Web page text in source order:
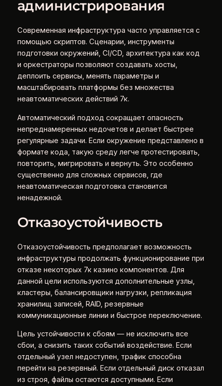
администрирования
Современная инфраструктура часто управляется с
помощью скриптов. Сценарии, инструменты
подготовки окружений, CI/CD, архитектура как код
и оркестраторы позволяют создавать хосты,
деплоить сервисы, менять параметры и
масштабировать платформы без множества
неавтоматических действий 7к.
Автоматический подход сокращает опасность
непреднамеренных недочетов и делает быстрее
регулярные задачи. Если окружение представлено в
формате кода, такую среду легче протестировать,
повторить, мигрировать и вернуть. Это особенно
существенно для сложных сервисов, где
неавтоматическая подготовка становится
ненадежной.
Отказоустойчивость
Отказоустойчивость предполагает возможность
инфраструктуры продолжать функционирование при
отказе некоторых 7к казино компонентов. Для
данной цели используются дополнительные узлы,
кластеры, балансировщики нагрузки, репликация
хранилищ записей, RAID, резервные
коммуникационные линии и быстрое переключение.
Цель устойчивости к сбоям — не исключить все
сбои, а снизить таких событий воздействие. Если
отдельный узел недоступен, трафик способна
перейти на резервный. Если отдельный диск отказал
из строя, файлы остаются доступными. Если